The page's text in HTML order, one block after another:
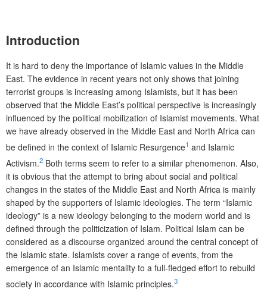
Introduction
It is hard to deny the importance of Islamic values in the Middle
East. The evidence in recent years not only shows that joining
terrorist groups is increasing among Islamists, but it has been
observed that the Middle East’s political perspective is increasingly
influenced by the political mobilization of Islamist movements. What
we have already observed in the Middle East and North Africa can
be defined in the context of Islamic Resurgence1 and Islamic
Activism.2 Both terms seem to refer to a similar phenomenon. Also,
it is obvious that the attempt to bring about social and political
changes in the states of the Middle East and North Africa is mainly
shaped by the supporters of Islamic ideologies. The term “Islamic
ideology” is a new ideology belonging to the modern world and is
defined through the politicization of Islam. Political Islam can be
considered as a discourse organized around the central concept of
the Islamic state. Islamists cover a range of events, from the
emergence of an Islamic mentality to a full-fledged effort to rebuild
society in accordance with Islamic principles.3